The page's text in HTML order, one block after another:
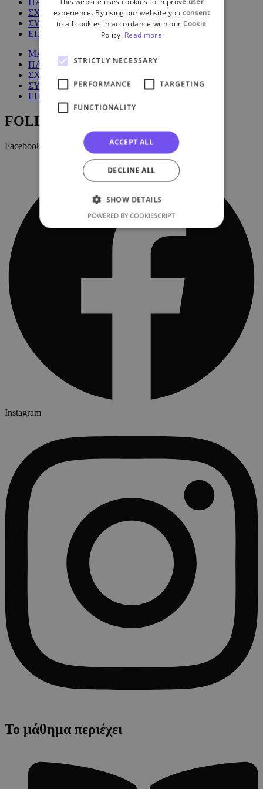
ΠΑΚΕΤΑ
ΣΧΕΤΙΚΑ ΜΕ ΕΜΑΣ
ΣΥΧΝΕΣ ΕΡΩΤΗΣΕΙΣ
ΕΠΙΚΟΙΝΩΝΙΑ
ΜΑΘΗΜΑΤΑ
ΠΑΚΕΤΑ
ΣΧΕΤΙΚΑ ΜΕ ΕΜΑΣ
ΣΥΧΝΕΣ ΕΡΩΤΗΣΕΙΣ
ΕΠΙΚΟΙΝΩΝΙΑ
FOLLOW US:
Facebook
Instagram
Το μάθημα περιέχει
experience. By using our website you consent
to all cookies in accordance with our Cookie
Policy. Read more
STRICTLY NECESSARY
PERFORMANCE TARGETING
FUNCTIONALITY
ACCEPT ALL
DECLINE ALL
SHOW DETAILS
POWERED BY COOKIESCRIPT